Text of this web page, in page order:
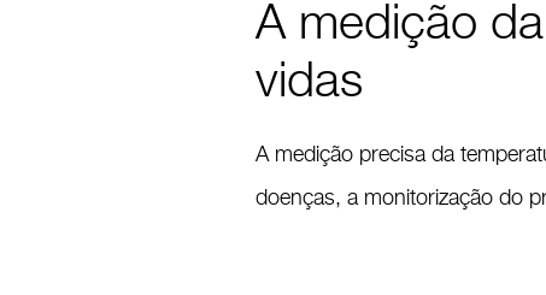
A medição
vidas
A medição precisa da
doenças, a monitorização do